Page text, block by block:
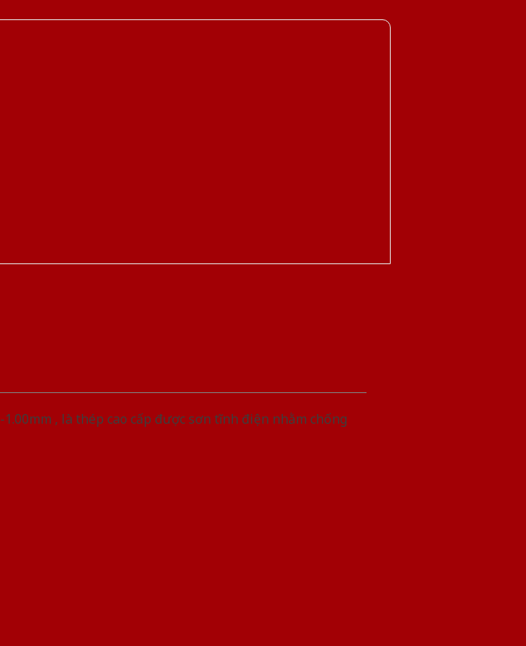
, là thép cao cấp được sơn tĩnh điện nhằm chống